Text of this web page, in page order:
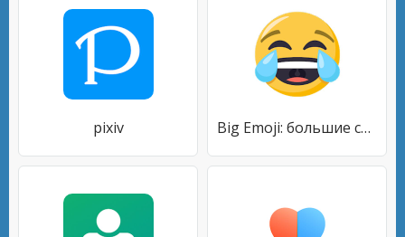
pixiv Big Emoji: большие смайлы, стикеры WAStickerApps